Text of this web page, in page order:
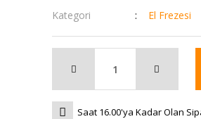
Kategori El Frezesi
Saat 16.00'ya Kadar Olan